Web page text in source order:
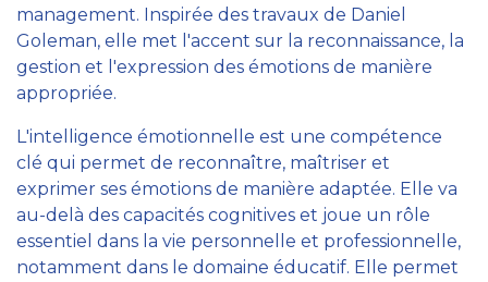
management. Inspirée des travaux de Daniel
Goleman, elle met l'accent sur la reconnaissance, la
gestion et l'expression des émotions de manière
appropriée.
L'intelligence émotionnelle est une compétence
clé qui permet de reconnaître, maîtriser et
exprimer ses émotions de manière adaptée. Elle va
au-delà des capacités cognitives et joue un rôle
essentiel dans la vie personnelle et professionnelle,
notamment dans le domaine éducatif. Elle permet